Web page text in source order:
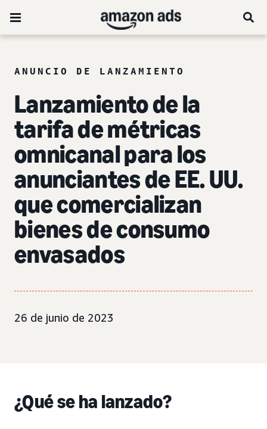
ANUNCIO DE LANZAMIENTO
Lanzamiento de la
tarifa de métricas
omnicanal para los
anunciantes de EE. UU.
que comercializan
bienes de consumo
envasados
26 de junio de 2023
¿Qué se ha lanzado?